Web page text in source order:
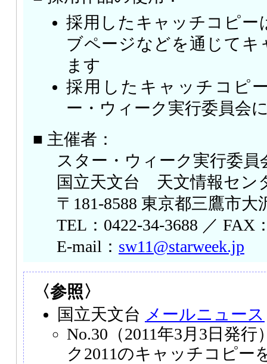
採用したキャッチコピー
ブページなどを通じてキ
ます
採用したキャッチコピ
ー・ウィーク実行委員会
■ 主催者：
スター・ウィーク実行委員
国立天文台 天文情報セン
〒181-8588 東京都三鷹市大
TEL：0422-34-3688 ／ FAX
E-mail： sw11@starweek.jp
〈参照〉
国立天文台 メールニュース
No.30（2011年3月3日発
ク2011のキャッチコピー